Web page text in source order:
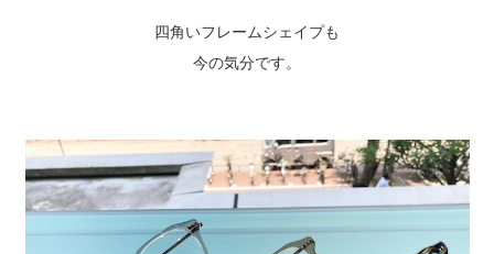
四角いフレームシェイプも
今の気分です。